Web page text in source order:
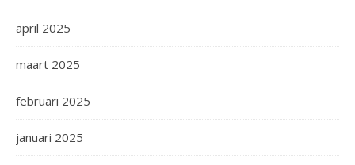
april 2025
maart 2025
februari 2025
januari 2025